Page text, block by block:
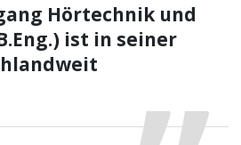
Hörtechnik und
ist in seiner